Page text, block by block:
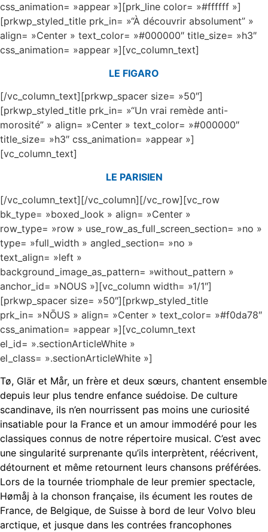
css_animation= »appear »][prk_line color= »#ffffff »]
[prkwp_styled_title prk_in= »“À découvrir absolument” »
align= »Center » text_color= »#000000″ title_size= »h3″
css_animation= »appear »][vc_column_text]
LE FIGARO
[/vc_column_text][prkwp_spacer size= »50″]
[prkwp_styled_title prk_in= »“Un vrai remède anti-
morosité” » align= »Center » text_color= »#000000″
title_size= »h3″ css_animation= »appear »]
[vc_column_text]
LE PARISIEN
[/vc_column_text][/vc_column][/vc_row][vc_row
bk_type= »boxed_look » align= »Center »
row_type= »row » use_row_as_full_screen_section= »no »
type= »full_width » angled_section= »no »
text_align= »left »
background_image_as_pattern= »without_pattern »
anchor_id= »NOUS »][vc_column width= »1/1″]
[prkwp_spacer size= »50″][prkwp_styled_title
prk_in= »NŌUS » align= »Center » text_color= »#f0da78″
css_animation= »appear »][vc_column_text
el_id= ».sectionArticleWhite »
el_class= ».sectionArticleWhite »]
Tø, Glär et Mår, un frère et deux sœurs, chantent ensemble
depuis leur plus tendre enfance suédoise. De culture
scandinave, ils n’en nourrissent pas moins une curiosité
insatiable pour la France et un amour immodéré pour les
classiques connus de notre répertoire musical. C’est avec
une singularité surprenante qu’ils interprètent, réécrivent,
détournent et même retournent leurs chansons préférées.
Lors de la tournée triomphale de leur premier spectacle,
Hømåj à la chonson française, ils écument les routes de
France, de Belgique, de Suisse à bord de leur Volvo bleu
arctique, et jusque dans les contrées francophones